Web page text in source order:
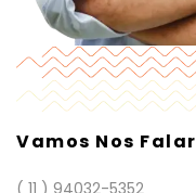
Vamos Nos Falar
( 11 ) 94032-5352